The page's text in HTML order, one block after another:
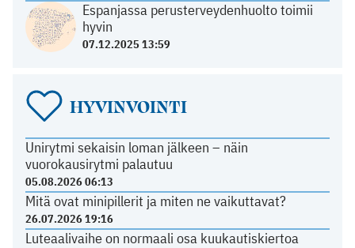
Espanjassa perusterveydenhuolto toimii
hyvin
07.12.2025 13:59
HYVINVOINTI
Unirytmi sekaisin loman jälkeen – näin
vuorokausirytmi palautuu
05.08.2026 06:13
Mitä ovat minipillerit ja miten ne vaikuttavat?
26.07.2026 19:16
Luteaalivaihe on normaali osa kuukautiskiertoa